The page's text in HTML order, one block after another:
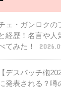
ェ・ガンロクの
経歴！名言や人
てみた！
【デスパッチ砲
発表される？噂